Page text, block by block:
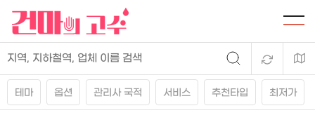
테마 옵션 관리사 국적 서비스 추천타입 최저가